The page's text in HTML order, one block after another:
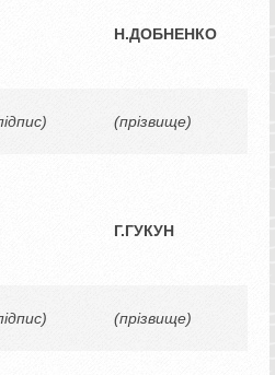
Н.ДОБНЕНКО
(прізвище)
Г.ГУКУН
(прізвище)